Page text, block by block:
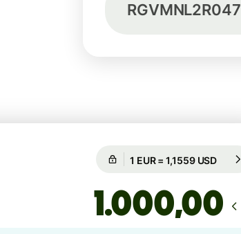
RGVMNL2R047
Garantiert für 81 Std.
,00